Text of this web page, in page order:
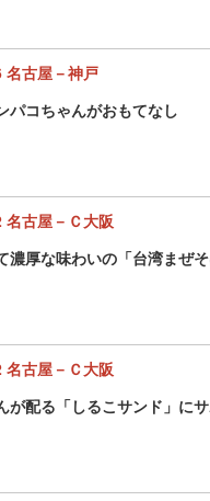
名古屋－神戸
パコちゃんがおもてなし
古屋－Ｃ大阪
濃厚な味わいの「台湾まぜそ
古屋－Ｃ大阪
が配る「しるこサンド」に